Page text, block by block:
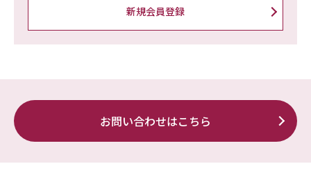
新規会員登録
お問い合わせはこちら